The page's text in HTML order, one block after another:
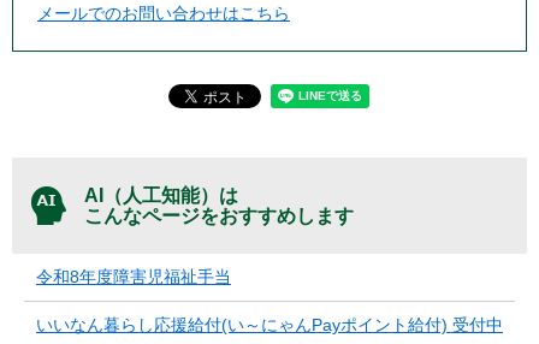
メールでのお問い合わせはこちら
AI（人工知能）は
こんなページをおすすめします
令和8年度障害児福祉手当
いいなん暮らし応援給付(い～にゃんPayポイント給付) 受付中